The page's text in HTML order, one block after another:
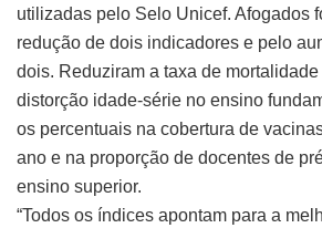
utilizadas pelo Selo Unicef. Afogados
redução de dois indicadores e pelo
dois. Reduziram a taxa de
distorção idade-série no ensino
os percentuais na cobertura de
ano e na proporção de docentes de
ensino superior.
​“Todos os índices apontam para a